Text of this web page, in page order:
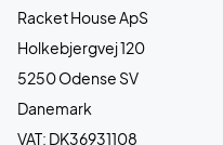
Racket House ApS
Holkebjergvej 120
5250 Odense SV
Danemark
VAT: DK36931108